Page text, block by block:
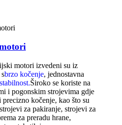
motori izvedeni su iz
brzo kočenje, jednostavna
Široko se koriste na
i pogonskim strojevima gdje
kočenje, kao što su
za pakiranje, strojevi za
za preradu hrane,